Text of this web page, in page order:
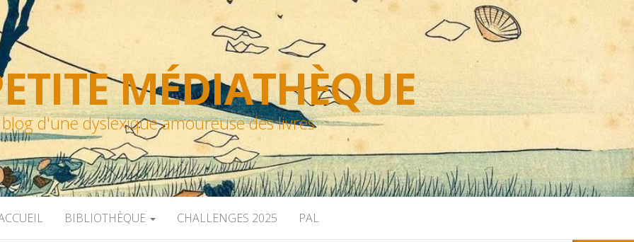
MÉDIATHÈQUE
blog d'une dyslexique amoureuse des livres
BIBLIOTHÈQUE CHALLENGES 2025 PAL